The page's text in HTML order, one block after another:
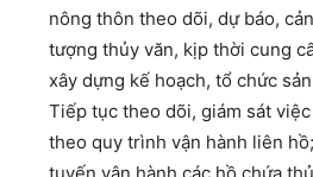
nông thôn theo dõi, dự báo,
tượng thủy văn, kịp thời cung
xây dựng kế hoạch, tổ chức
Tiếp tục theo dõi, giám sát
theo quy trình vận hành liên